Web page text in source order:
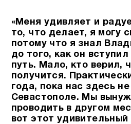
«Меня удивляет и
то, что делает, я могу
потому что я знал
до того, как он
путь. Мало, кто верил,
получится.
года, пока нас здесь
Севастополе. Мы
проводить в другом
вот этот удивительный